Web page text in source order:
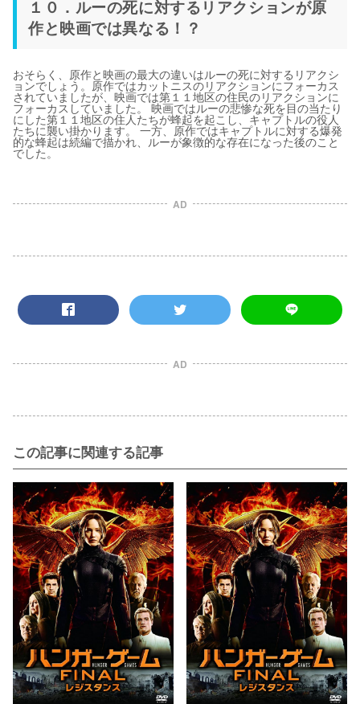
１０．ルーの死に対するリアクションが原
作と映画では異なる！？
おそらく、原作と映画の最大の違いはルーの死に対するリアクシ
ョンでしょう。原作ではカットニスのリアクションにフォーカス
されていましたが、映画では第１１地区の住民のリアクションに
フォーカスしていました。 映画ではルーの悲惨な死を目の当たり
にした第１１地区の住人たちが蜂起を起こし、キャプトルの役人
たちに襲い掛かります。 一方、原作ではキャプトルに対する爆発
的な蜂起は続編で描かれ、ルーが象徴的な存在になった後のこと
でした。
AD
AD
この記事に関連する記事